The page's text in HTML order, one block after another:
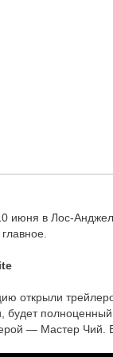
июня в Лос-
открыли
будет
— Мастер Чий.